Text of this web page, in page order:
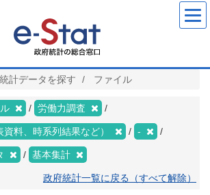
統計データを探す ファイル
労働力調査
料、時系列結果など） -
基本集計
政府統計一覧に戻る（すべて解除）